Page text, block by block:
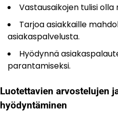
Vastausaikojen tulisi
Tarjoa asiakkaille
asiakaspalvelusta.
Hyödynnä
parantamiseksi.
Luotettavien arvostelujen
hyödyntäminen